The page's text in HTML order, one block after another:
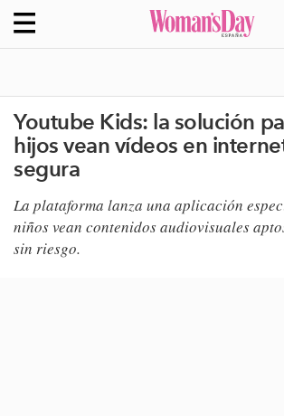
Youtube Kids: la solución
hijos vean vídeos en
segura
​La plataforma lanza una aplicación
niños vean contenidos audiovisuales
sin riesgo.